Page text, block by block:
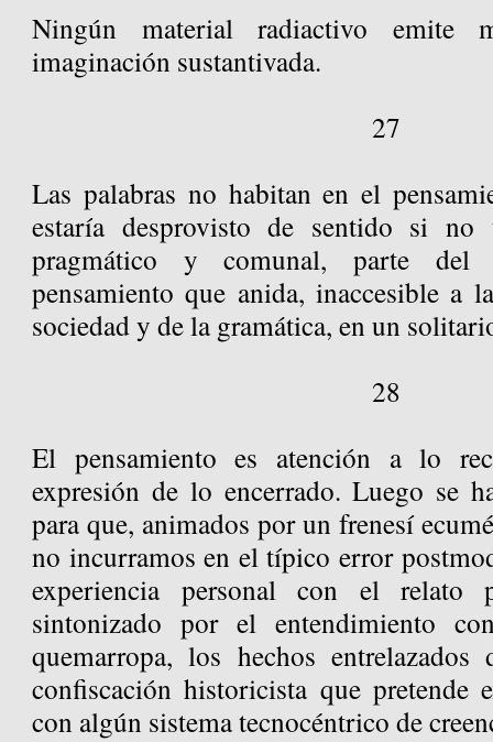
Ningún material radiactivo emite
imaginación sustantivada.
27
Las palabras no habitan en el
estaría desprovisto de sentido si
pragmático y comunal, parte del
pensamiento que anida, inaccesible a
sociedad y de la gramática, en un
28
El pensamiento es atención a lo
expresión de lo encerrado. Luego se
para que, animados por un frenesí
no incurramos en el típico error
experiencia personal con el relato
sintonizado por el entendimiento
quemarropa, los hechos
confiscación historicista que pretende
con algún sistema tecnocéntrico de